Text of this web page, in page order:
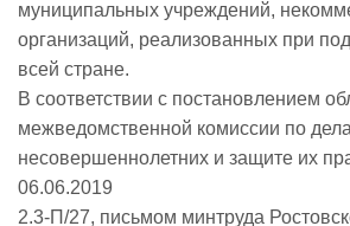
муниципальных учреждений,
организаций, реализованных при
всей стране.
В соответствии с постановлением
межведомственной комиссии по
несовершеннолетних и защите их
2.3-П/27, письмом минтруда